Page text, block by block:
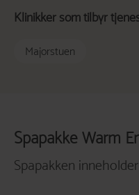
Klinikker som tilbyr
Majorstuen
Spapakke Warm
Spapakken inneholder